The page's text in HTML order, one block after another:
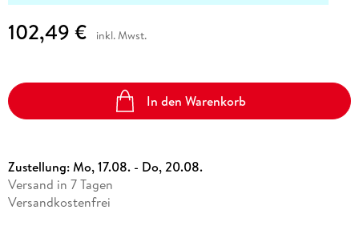
102,49 € inkl. Mwst.
In den Warenkorb
Zustellung:Mo, 17.08. - Do, 20.08.
Versand in 7 Tagen
Versandkostenfrei